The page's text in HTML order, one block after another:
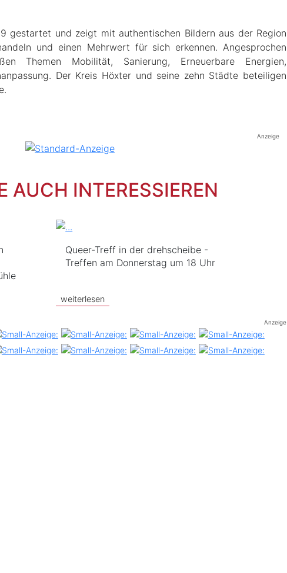
gestartet und zeigt mit authentischen Bildern aus der Region
und einen Mehrwert für sich erkennen. Angesprochen
Themen Mobilität, Sanierung, Erneuerbare Energien,
Der Kreis Höxter und seine zehn Städte beteiligen
Anzeige
AUCH INTERESSIEREN
Queer-Treff in der drehscheibe -
Treffen am Donnerstag um 18 Uhr
weiterlesen
Anzeige